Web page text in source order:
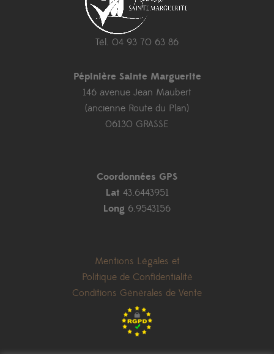
Tél. 04 93 70 63 86
Pépinière Sainte Marguerite
146 avenue Jean Maubert
(ancienne Route du Plan)
06130 GRASSE
Coordonnées GPS
Lat 43.6443951
Long 6.9543156
Mentions Légales et
Politique de Confidentialité
Conditions Générales de Vente